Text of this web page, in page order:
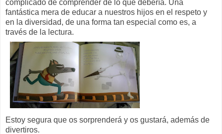
complicado de comprender de lo que debería. Una
fantástica mera de educar a nuestros hijos en el respeto y
en la diversidad, de una forma tan especial como es, a
través de la lectura.
Estoy segura que os sorprenderá y os gustará, además de
divertiros.